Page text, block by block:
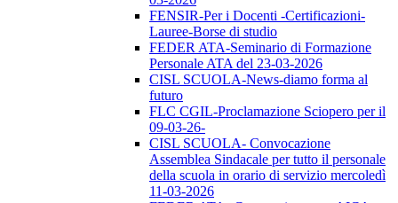
FENSIR-Per i Docenti -Certificazioni-
Lauree-Borse di studio
FEDER ATA-Seminario di Formazione
Personale ATA del 23-03-2026
CISL SCUOLA-News-diamo forma al
futuro
FLC CGIL-Proclamazione Sciopero per il
09-03-26-
CISL SCUOLA- Convocazione
Assemblea Sindacale per tutto il personale
della scuola in orario di servizio mercoledì
11-03-2026